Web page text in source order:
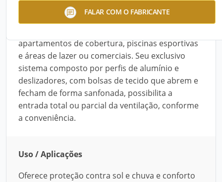
FALAR COM O FABRICANTE
O Pergula 5000 é um teto retrátil, quase plano,
desenvolvido para oferecer proteção contra sol e
apartamentos de cobertura, piscinas esportivas
e áreas de lazer ou comerciais. Seu exclusivo
sistema composto por perfis de alumínio e
deslizadores, com bolsas de tecido que abrem e
fecham de forma sanfonada, possibilita a
entrada total ou parcial da ventilação, conforme
a conveniência.
Uso / Aplicações
Oferece proteção contra sol e chuva e conforto